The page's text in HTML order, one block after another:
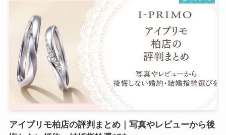
アイプリモ柏店の評判まとめ｜写真やレビューから後